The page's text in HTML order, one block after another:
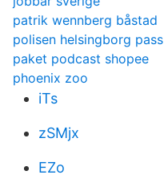
patrik wennberg båstad
polisen helsingborg pass
paket podcast shopee
phoenix zoo
iTs
zSMjx
EZo